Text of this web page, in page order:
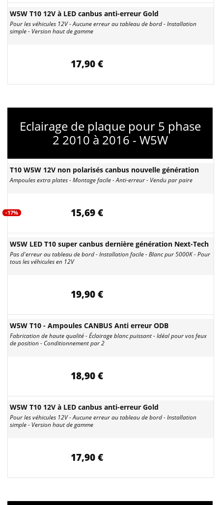
W5W T10 12V à LED canbus anti-erreur Gold
Pour les véhicules 12V - Aucune erreur au tableau de bord - Installation
simple - Version haut de gamme
17,90 €
Eclairage de plaque pour 5 phase
2 2010 à 2016 - W5W
T10 W5W 12V non polarisés canbus nouvelle génération
Ampoules extra plates - Montage facile - Anti-erreur - Vendu par paire
-17% 15,69 €
W5W LED T10 super canbus dernière génération Next-Tech
Pas d'erreur au tableau de bord - Installation facile - Blanc pur 5000K - Pour
tous les véhicules en 12V
19,90 €
W5W T10 - Ampoules CANBUS Anti erreur ODB
Fabrication de haute qualité - Éclairage blanc puissant - Idéal pour vos feux
de position - Conditionnement par 2
18,90 €
W5W T10 12V à LED canbus anti-erreur Gold
Pour les véhicules 12V - Aucune erreur au tableau de bord - Installation
simple - Version haut de gamme
17,90 €